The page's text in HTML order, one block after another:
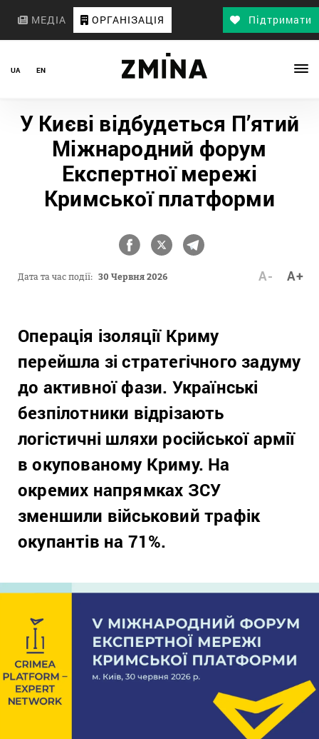
МЕДІА ОРГАНІЗАЦІЯ Підтримати
UA EN
У Києві відбудеться П’ятий
Міжнародний форум
Експертної мережі
Кримської платформи
Дата та час події: 30 Червня 2026 A+
A-
Операція ізоляції Криму
перейшла зі стратегічного задуму
до активної фази. Українські
безпілотники відрізають
логістичні шляхи російської армії
в окупованому Криму. На
окремих напрямках ЗСУ
зменшили військовий трафік
окупантів на 71%.